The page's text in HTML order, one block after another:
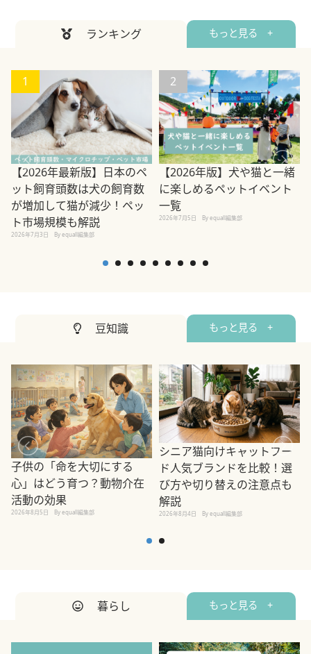
ランキング もっと見る +
1
【2026年最新版】日本のペ
ット飼育頭数は犬の飼育数
が増加して猫が減少！ペッ
ト市場規模も解説
2026年7月3日 By equall編集部
2
【2026年版】犬や猫と一緒
に楽しめるペットイベント
一覧
2026年7月5日 By equall編集部
豆知識 もっと見る +
子供の「命を大切にする
心」はどう育つ？動物介在
活動の効果
2026年8月5日 By equall編集部
シニア猫向けキャットフー
ド人気ブランドを比較！選
び方や切り替えの注意点も
解説
2026年8月4日 By equall編集部
暮らし もっと見る +